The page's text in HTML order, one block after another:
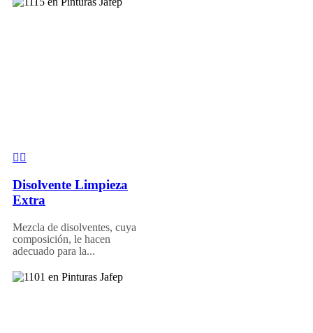
Disolvente Limpieza
Extra
Mezcla de disolventes, cuya
composición, le hacen
adecuado para la...